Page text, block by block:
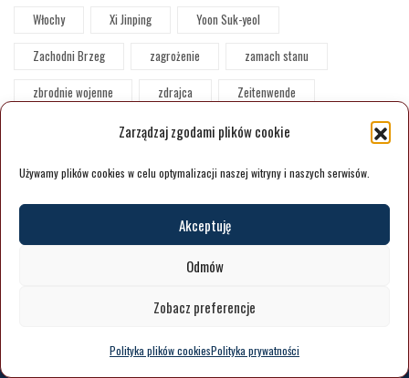
Zarządzaj zgodami plików cookie
Używamy plików cookies w celu optymalizacji naszej witryny i naszych serwisów.
Akceptuję
Odmów
Zobacz preferencje
Polityka plików cookiesPolityka prywatności
Włochy
Xi Jinping
Yoon Suk-yeol
Zachodni Brzeg
zagrożenie
zamach stanu
zbrodnie wojenne
zdrajca
Zeitenwende
Zjednoczenie Narodowe
Zmiana
zmiany klimatyczne
zmiany rządowe
zwyczaj międzynarodowy
zza granicy
Łotwa
Świat Wielobiegunowy